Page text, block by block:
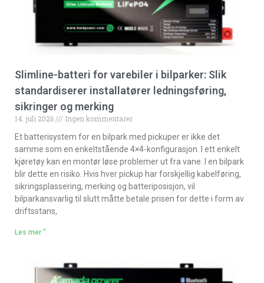
Slimline-batteri for varebiler i bilparker: Slik
standardiserer installatører ledningsføring,
sikringer og merking
14. juli 2026
Ingen kommentarer
Et batterisystem for en bilpark med pickuper er ikke det
samme som en enkeltstående 4×4-konfigurasjon. I ett enkelt
kjøretøy kan en montør løse problemer ut fra vane. I en bilpark
blir dette en risiko. Hvis hver pickup har forskjellig kabelføring,
sikringsplassering, merking og batteriposisjon, vil
bilparkansvarlig til slutt måtte betale prisen for dette i form av
driftsstans,
Les mer "